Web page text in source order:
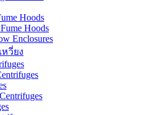
Hoods
Hoods
Enclosures
หวี่ยง